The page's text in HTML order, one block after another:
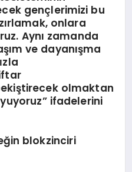
gençlerimizi bu
onlara
Aynı zamanda
ve dayanışma
olmaktan
ifadelerini
blokzinciri